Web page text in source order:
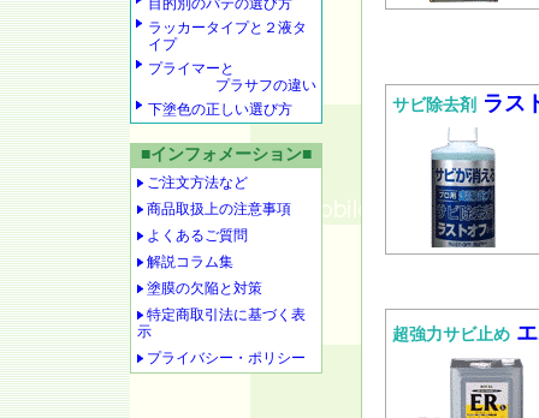
目的別のパテの選び方
ラッカータイプと２液タ
イプ
プライマーと
プラサフの違い
下塗色の正しい選び方
■インフォメーション■
ご注文方法など
商品取扱上の注意事項
よくあるご質問
解説コラム集
塗膜の欠陥と対策
特定商取引法に基づく表
示
プライバシー・ポリシー
サビ除去剤ラス
超強力サビ止めエ